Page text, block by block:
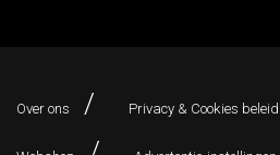
Over ons Privacy & Cookies beleid